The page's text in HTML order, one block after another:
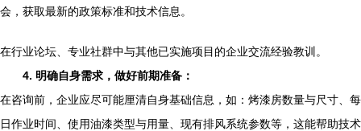
会，获取最新的政策标准和技术信息。
在行业论坛、专业社群中与其他已实施项目的企业交流经验教训。
4. 明确自身需求，做好前期准备：
在咨询前，企业应尽可能厘清自身基础信息，如：烤漆房数量与尺寸、每
日作业时间、使用油漆类型与用量、现有排风系统参数等，这能帮助技术